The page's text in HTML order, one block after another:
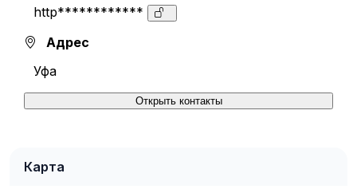
http************
Адрес
Уфа
Открыть контакты
Карта